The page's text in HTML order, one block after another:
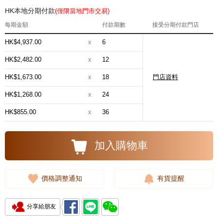
HK本地分期付款(僅限當地門市交易)
每期金額 付款期數 接受分期付款門店
HK$4,937.00 x 6
門店資料
HK$2,482.00 x 12
HK$1,673.00 x 18
HK$1,268.00 x 24
HK$855.00 x 36
加入購物車
價格調整通知 有貨提醒
分享給朋友